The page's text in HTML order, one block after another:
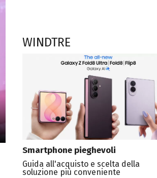
WINDTRE
Smartphone pieghevoli
Guida all'acquisto e scelta della
soluzione più conveniente